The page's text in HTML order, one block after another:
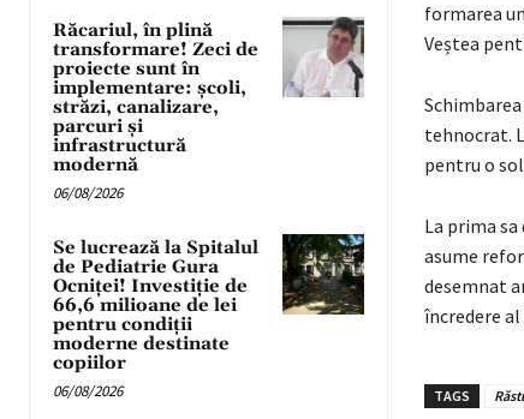
Răcariul, în plină
transformare! Zeci de
proiecte sunt în
implementare: școli,
străzi, canalizare,
parcuri și
infrastructură
modernă
06/08/2026
Se lucrează la Spitalul
de Pediatrie Gura
Ocniței! Investiție de
66,6 milioane de lei
pentru condiții
moderne destinate
copiilor
06/08/2026
formarea
Veștea
tehnocrat.
pentru o
La prima
asume
desemnat
încredere
TAGS